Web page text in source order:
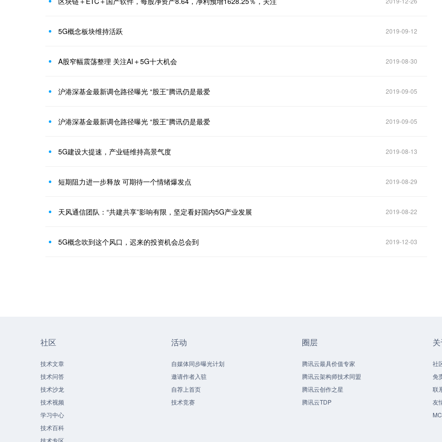
5G概念板块维持活跃 2019-09-12
A股窄幅震荡整理 关注AI＋5G十大机会 2019-08-30
沪港深基金最新调仓路径曝光 “股王”腾讯仍是最爱 2019-09-05
沪港深基金最新调仓路径曝光 “股王”腾讯仍是最爱 2019-09-05
5G建设大提速，产业链维持高景气度 2019-08-13
短期阻力进一步释放 可期待一个情绪爆发点 2019-08-29
天风通信团队：“共建共享”影响有限，坚定看好国内5G产业发展 2019-08-22
5G概念吹到这个风口，迟来的投资机会总会到 2019-12-03
社区
技术文章
技术问答
技术沙龙
技术视频
学习中心
技术百科
技术专区
活动
自媒体同步曝光计划
邀请作者入驻
自荐上首页
技术竞赛
圈层
腾讯云最具价值专家
腾讯云架构师技术同盟
腾讯云创作之星
腾讯云TDP
社
免
联
友